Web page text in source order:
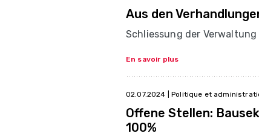
Aus den
Schliessung der
En savoir plus
02.07.2024 | Politique et
Offene Stellen:
100%